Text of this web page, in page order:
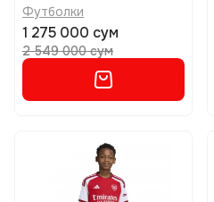
Футболки
1 275 000 сум
2 549 000 сум